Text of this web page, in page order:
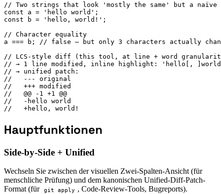
// Two strings that look 'mostly the same' but a naïve
const a = 'hello world';
const b = 'hello, world!';
// Character equality
a === b; // false — but only 3 characters actually
// LCS-style diff (this tool, at line + word
// → 1 line modified, inline highlight: 'hello[,
// → unified patch:
//   --- original
//   +++ modified
//   @@ -1 +1 @@
//   -hello world
//   +hello, world!
Hauptfunktionen
Side-by-Side + Unified
Wechseln Sie zwischen der visuellen Zwei-Spalten-Ansicht (für
menschliche Prüfung) und dem kanonischen Unified-Diff-Patch-
Format (für
git apply , Code-Review-Tools, Bugreports).